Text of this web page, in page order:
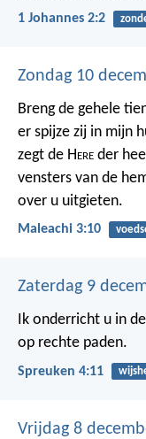
1 Johannes 2:2
Zondag 10
Breng de gehele
er spijze zij in mijn
zegt de Here der
vensters van de
over u uitgieten.
Maleachi 3:10
Zaterdag 9
Ik onderricht u in
op rechte paden.
Spreuken 4:11
Vrijdag 8